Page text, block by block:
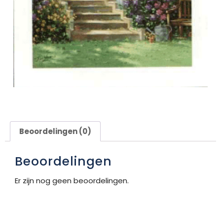
Beoordelingen (0)
Beoordelingen
Er zijn nog geen beoordelingen.